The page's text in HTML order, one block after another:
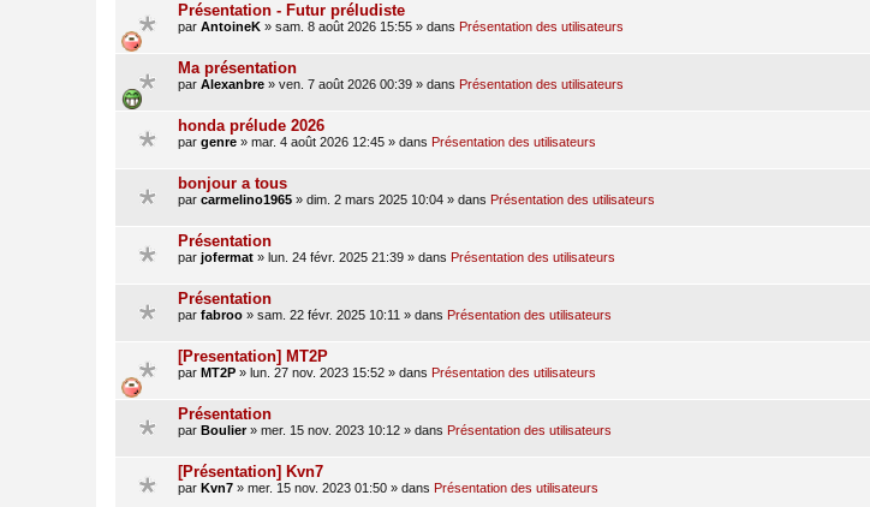
Présentation - Futur préludiste
par AntoineK » sam. 8 août 2026 15:55 » dans Présentation des utilisateurs
Ma présentation
par Alexanbre » ven. 7 août 2026 00:39 » dans Présentation des utilisateurs
honda prélude 2026
par genre » mar. 4 août 2026 12:45 » dans Présentation des utilisateurs
bonjour a tous
par carmelino1965 » dim. 2 mars 2025 10:04 » dans Présentation des utilisateurs
Présentation
par jofermat » lun. 24 févr. 2025 21:39 » dans Présentation des utilisateurs
Présentation
par fabroo » sam. 22 févr. 2025 10:11 » dans Présentation des utilisateurs
[Presentation] MT2P
par MT2P » lun. 27 nov. 2023 15:52 » dans Présentation des utilisateurs
Présentation
par Boulier» mer. 15 nov. 2023 10:12 » dans Présentation des utilisateurs
[Présentation] Kvn7
par Kvn7 » mer. 15 nov. 2023 01:50 » dans Présentation des utilisateurs